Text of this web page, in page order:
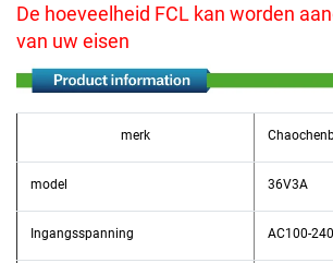
De hoeveelheid FCL kan worden
van uw eisen
merk
model 36V3A
Ingangsspanning AC100-